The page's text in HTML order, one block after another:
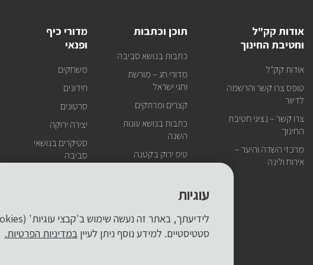
אודות קק"ל
וחטיבת החינוך
אודות קק"ל
טופס צרו קשר והרשמה
לדיוור
צרו קשר – נציגי חטיבת
החינוך
מרכזי השדה והיער –
אירוח ולינה
תוכן וכתבות
כתבות בנושא סביבה
מדורי חג – מורשת
וחגי ישראל
קצרים ומרתקים
כתבות בנושא עונות
השנה
טיפ ירוק בקטנה
מדורי כיף
ופנאי
משחקים
חידונים
סרטונים
יצירה ירוקה
סטיקרים בנושאי
סביבה
עוגיות
סטטיסטיים. למידע נוסף ניתן לעייןבמדיניות הפרטיות.